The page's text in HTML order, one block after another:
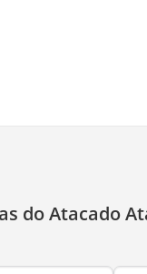
do Atacado